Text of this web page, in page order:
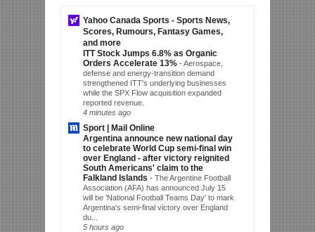
Yahoo Canada Sports - Sports News,
Scores, Rumours, Fantasy Games,
and more
ITT Stock Jumps 6.8% as Organic
Orders Accelerate 13% -Aerospace,
defense and energy-transition demand
strengthened ITT's underlying businesses
while the SPX Flow acquisition expanded
reported revenue.
4 minutes ago
Sport | Mail Online
Argentina announce new national day
to celebrate World Cup semi-final win
over England - after victory reignited
South Americans' claim to the
Falkland Islands - The Argentine Football
Association (AFA) has announced July 15
will be 'National Football Teams Day' to mark
Argentina's semi-final victory over England
du...
5 hours ago